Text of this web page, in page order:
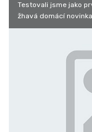
Testovali jsme jako první ! Author A-Ray+ Naším
žhavá domácí
Author A-Ray+…